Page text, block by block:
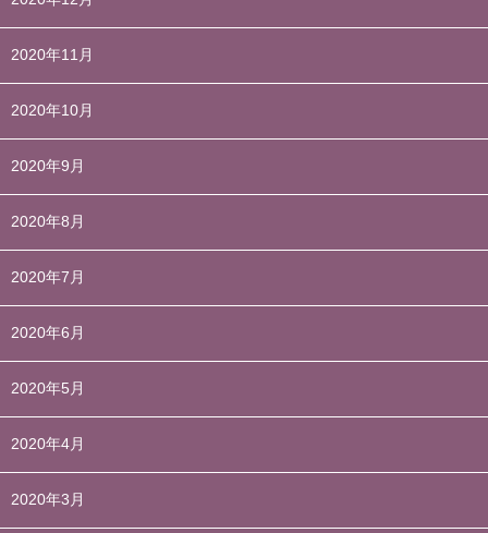
2020年11月
2020年10月
2020年9月
2020年8月
2020年7月
2020年6月
2020年5月
2020年4月
2020年3月